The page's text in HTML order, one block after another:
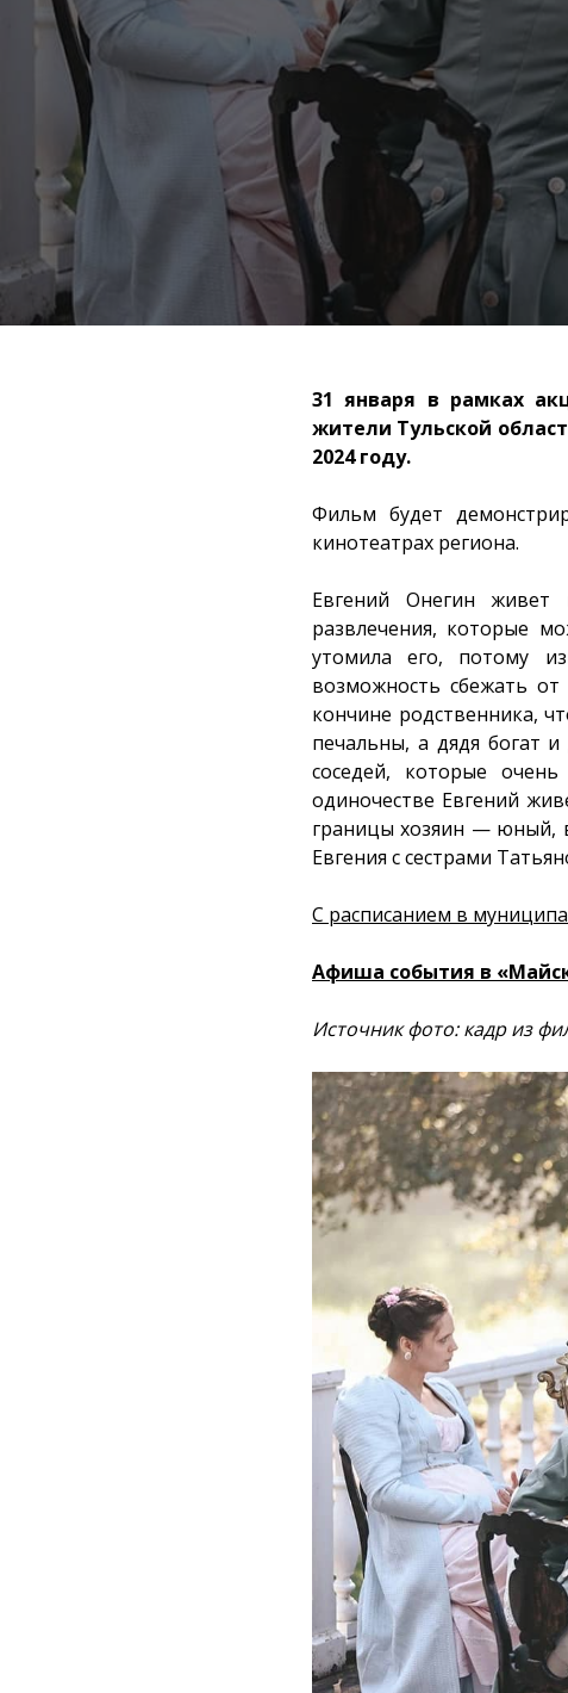
31 января в рамках
жители Тульской
2024 году.
Фильм будет
кинотеатрах региона.
Евгений Онегин
развлечения, которые
утомила его, потому
возможность сбежать
кончине родственника,
печальны, а дядя богат
соседей, которые
одиночестве Евгений
границы хозяин — юный,
Евгения с сестрами
С расписанием в
Афиша события в
Источник фото: кадр из